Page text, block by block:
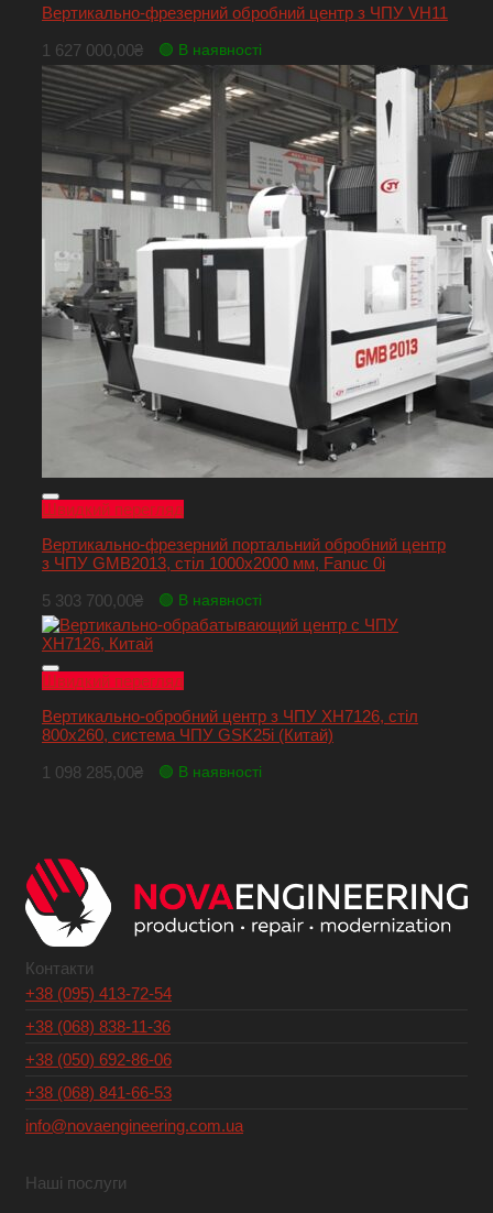
Вертикально-фрезерний обробний центр з ЧПУ VH11
1 627 000,00₴ 🟢 В наявності
Швидкий перегляд
Вертикально-фрезерний портальний обробний центр
з ЧПУ GMB2013, стіл 1000х2000 мм, Fanuc 0i
5 303 700,00₴ 🟢 В наявності
Швидкий перегляд
Вертикально-обробний центр з ЧПУ XH7126, стіл
800х260, система ЧПУ GSK25i (Китай)
1 098 285,00₴ 🟢 В наявності
Контакти
+38 (095) 413-72-54
+38 (068) 838-11-36
+38 (050) 692-86-06
+38 (068) 841-66-53
info@novaengineering.com.ua
Наші послуги